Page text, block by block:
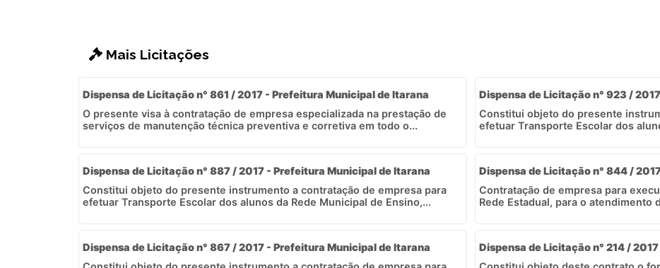
Mais Licitações
Dispensa de Licitação n° 861 / 2017 - Prefeitura Municipal de Itarana
O presente visa à contratação de empresa especializada na prestação de
serviços de manutenção técnica preventiva e corretiva em todo o...
Dispensa de Licitação n° 923 /
Constitui objeto do presente
efetuar Transporte Escolar dos
Dispensa de Licitação n° 887 / 2017 - Prefeitura Municipal de Itarana
Constitui objeto do presente instrumento a contratação de empresa para
efetuar Transporte Escolar dos alunos da Rede Municipal de Ensino,...
Dispensa de Licitação n° 844 /
Contratação de empresa para
Rede Estadual, para o atendimento
Dispensa de Licitação n° 867 / 2017 - Prefeitura Municipal de Itarana
Dispensa de Licitação n° 214 /